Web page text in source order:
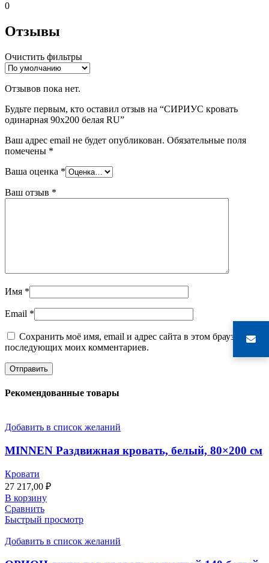
0
Отзывы
Очистить фильтры
Отзывов пока нет.
Будьте первым, кто оставил отзыв на “СИРИУС кровать
одинарная 90х200 белая RU”
Ваш адрес email не будет опубликован. Обязательные поля
помечены *
Ваша оценка *
Ваш отзыв *
Имя *
Email *
Сохранить моё имя, email и адрес сайта в этом браузере для
последующих моих комментариев.
Рекомендованные товары
Добавить в список желаний
MINNEN Раздвижная кровать, белый, 80×200 см
Кровати
27 217,00 ₽
В корзину
Сравнить
Быстрый просмотр
Добавить в список желаний